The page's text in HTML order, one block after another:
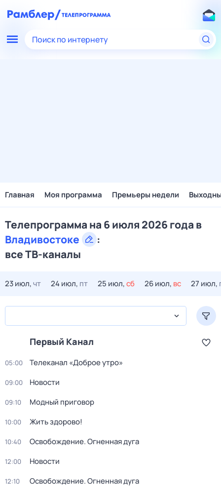
Поиск по интернету
Главная Моя программа Премьеры недели
Телепрограмма на 6 июля 2026 года в
Владивостоке
:
все ТВ-каналы
23 июл,чт 24 июл, пт 25 июл,сб 26 июл, вс 27 июл,
Первый Канал
05:00 Телеканал «Доброе утро»
09:00 Новости
09:10 Модный приговор
10:00 Жить здорово!
10:40 Освобождение. Огненная дуга
12:00 Новости
12:10 Освобождение. Огненная дуга